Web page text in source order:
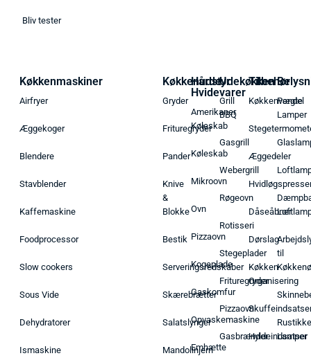
Bliv tester
Køkkenmaskiner
Airfryer
Æggekoger
Blendere
Stavblender
Kaffemaskine
Foodprocessor
Slow cookers
Sous Vide
Dehydratorer
Ismaskine
Køkkenudstyr
Gryder
Frituregryder
Pander
Knive
&
Blokke
Bestik
Serveringsredskaber
Skærebrætter
Salatslynger
Mandolinjern
Hårde
Hvidevarer
Amerikaner
Køleskab
Køleskab
Mikroovn
Ovn
Pizzaovn
Kogeplade
Gaskomfur
Opvaskemaskine
Emhætte
Udekøkken
Grill
BBQ
Gasgrill
Webergrill
Røgeovn
Rotisseri
Stegeplader
Frituregryder
Pizzaovn
Gasbrænder
Tilbehør
Køkkenvægte
Æggedeler
Dåseåbner
Dørslag
Køkken
Organisering
Hyldeindsatser
Pendel
Lamper
til
Rustikke
Lamper